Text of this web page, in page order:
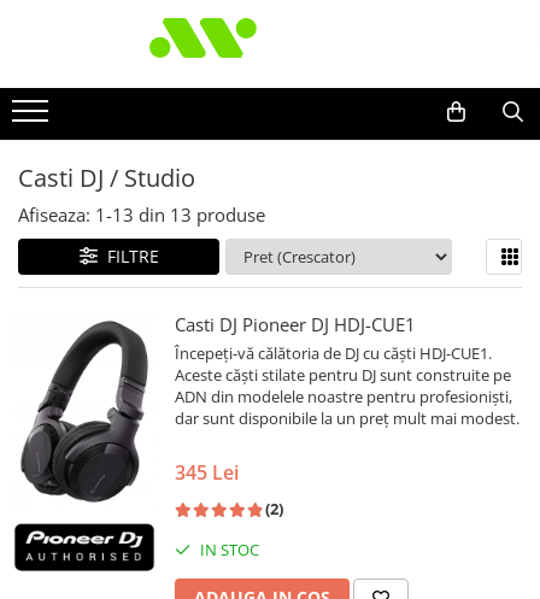
Casti DJ / Studio
Afiseaza: 1-13 din 13 produse
FILTRE
Casti DJ Pioneer DJ HDJ-CUE1
Începeți-vă călătoria de DJ cu căști HDJ-CUE1.
Aceste căști stilate pentru DJ sunt construite pe
ADN din modelele noastre pentru profesioniști,
dar sunt disponibile la un preț mult mai modest.
345 Lei
(2)
IN STOC